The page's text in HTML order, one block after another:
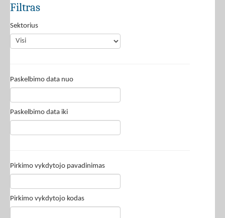
Filtras
Sektorius
Paskelbimo data nuo
Paskelbimo data iki
Pirkimo vykdytojo pavadinimas
Pirkimo vykdytojo kodas